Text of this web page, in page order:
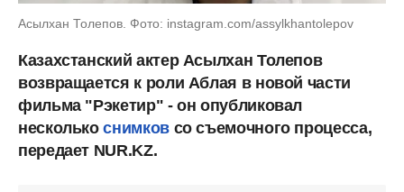
Асылхан Толепов. Фото: instagram.com/assylkhantolepov
Казахстанский актер Асылхан Толепов
возвращается к роли Аблая в новой части
фильма "Рэкетир" - он опубликовал
несколькоснимковсо съемочного процесса,
передает NUR.KZ.